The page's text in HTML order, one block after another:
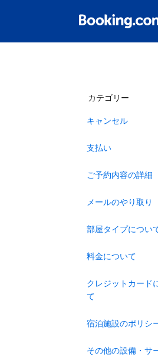
カテゴリー
キャンセル
支払い
ご予約内容の詳細
メールのやり取り
部屋タイプについ
料金について
クレジットカード
て
宿泊施設のポリシ
その他の設備・サ